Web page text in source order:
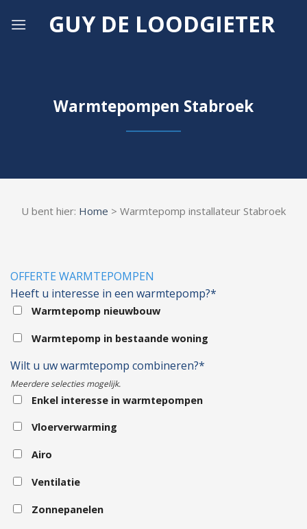
GUY DE LOODGIETER
Warmtepompen Stabroek
U bent hier: Home > Warmtepomp installateur Stabroek
OFFERTE WARMTEPOMPEN
Heeft u interesse in een warmtepomp?*
Warmtepomp nieuwbouw
Warmtepomp in bestaande woning
Wilt u uw warmtepomp combineren?*
Meerdere selecties mogelijk.
Enkel interesse in warmtepompen
Vloerverwarming
Airo
Ventilatie
Zonnepanelen